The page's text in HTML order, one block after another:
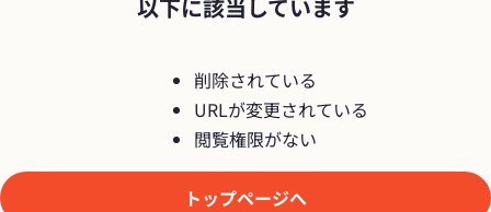
以下に該当しています
削除されている
URLが変更されている
閲覧権限がない
トップページへ